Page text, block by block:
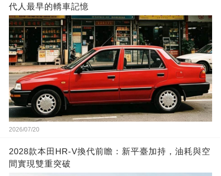
代人最早的轎車記憶
2026/07/20
2028款本田HR-V換代前瞻：新平臺加持，油耗與空
間實現雙重突破